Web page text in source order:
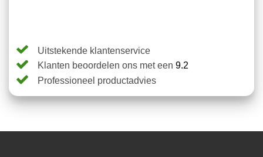
Uitstekende klantenservice
Klanten beoordelen ons met een 9.2
Professioneel productadvies